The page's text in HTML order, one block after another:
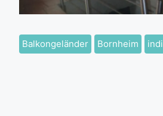
Balkongeländer Bornheim